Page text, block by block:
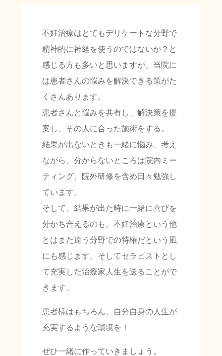
不妊治療はとてもデリケートな分野で
精神的に神経を使うのではないか？と
感じる方も多いと思いますが、当院に
は患者さんの悩みを解決できる策がた
くさんあります。
患者さんと悩みを共有し、解決策を提
案し、その人に合った施術をする。
結果が出ないときも一緒に悩み、考え
ながら、分からないところは院内ミー
ティング、院外研修を含め日々勉強し
ています。
そして、結果が出た時に一緒に喜びを
分かち合えるのも、不妊治療という他
とはまた違う分野での特権だという風
にも感じます。そしてセラピストとし
て充実した治療家人生を送ることがで
きます。
患者様はもちろん、自分自身の人生が
充実するような環境を！
ぜひ一緒に作っていきましょう。